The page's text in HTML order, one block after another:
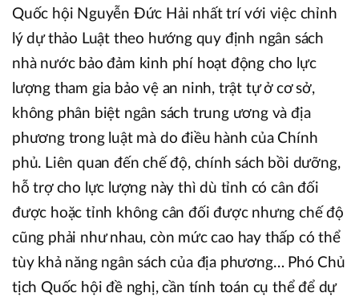
Quốc hội Nguyễn Đức Hải nhất trí với việc chỉnh
lý dự thảo Luật theo hướng quy định ngân sách
nhà nước bảo đảm kinh phí hoạt động cho lực
lượng tham gia bảo vệ an ninh, trật tự ở cơ sở,
không phân biệt ngân sách trung ương và địa
phương trong luật mà do điều hành của Chính
phủ. Liên quan đến chế độ, chính sách bồi dưỡng,
hỗ trợ cho lực lượng này thì dù tỉnh có cân đối
được hoặc tỉnh không cân đối được nhưng chế độ
cũng phải như nhau, còn mức cao hay thấp có thể
tùy khả năng ngân sách của địa phương… Phó Chủ
tịch Quốc hội đề nghị, cần tính toán cụ thể để dự